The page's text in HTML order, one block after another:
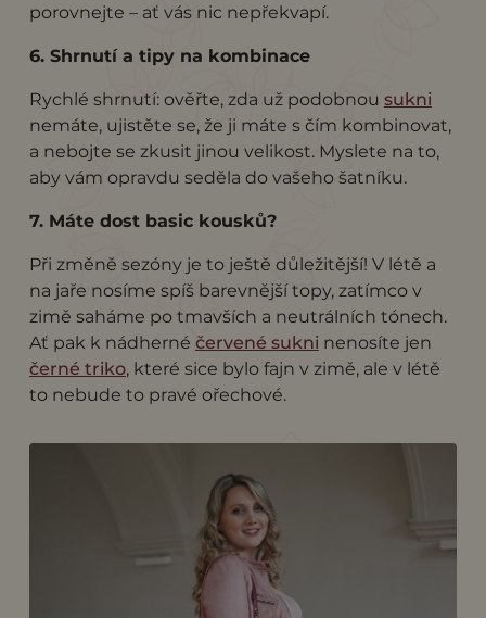
porovnejte – ať vás nic nepřekvapí.
6. Shrnutí a tipy na kombinace
Rychlé shrnutí: ověřte, zda už podobnou sukni
nemáte, ujistěte se, že ji máte s čím kombinovat,
a nebojte se zkusit jinou velikost. Myslete na to,
aby vám opravdu seděla do vašeho šatníku.
7. Máte dost basic kousků?
Při změně sezóny je to ještě důležitější! V létě a
na jaře nosíme spíš barevnější topy, zatímco v
zimě saháme po tmavších a neutrálních tónech.
Ať pak k nádherné červené sukni nenosíte jen
černé triko, které sice bylo fajn v zimě, ale v létě
to nebude to pravé ořechové.